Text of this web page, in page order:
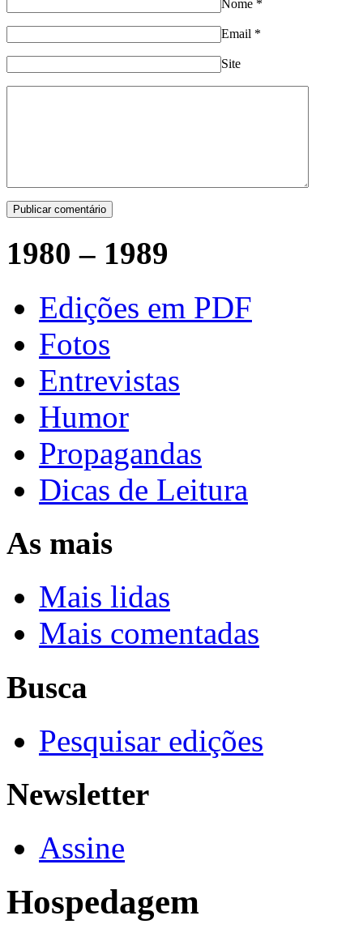
Nome *
Email *
Site
1980 – 1989
Edições em PDF
Fotos
Entrevistas
Humor
Propagandas
Dicas de Leitura
As mais
Mais lidas
Mais comentadas
Busca
Pesquisar edições
Newsletter
Assine
Hospedagem